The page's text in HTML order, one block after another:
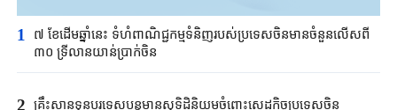
1
៧ ខែដើមឆ្នាំនេះ ទំហំពាណិជ្ជកម្មទំនិញរបស់ប្រទេសចិនមានចំនួនលើសពី
៣០ ទ្រីលានយាន់ប្រាក់ចិន
2 គ្រឹះស្ថាន​ទុនបរទេស​បន្តមាន​សុទិដ្ឋិនិយម​ចំពោះសេដ្ឋកិច្ច​ប្រទេសចិន​​